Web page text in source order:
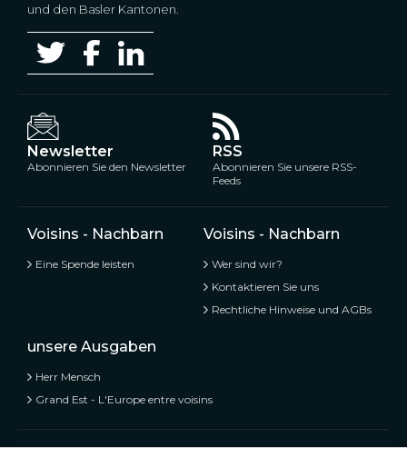
und den Basler Kantonen.
Newsletter
Abonnieren Sie den Newsletter
RSS
Abonnieren Sie unsere RSS-
Feeds
Voisins - Nachbarn
Eine Spende leisten
Voisins - Nachbarn
Wer sind wir?
Kontaktieren Sie uns
Rechtliche Hinweise und AGBs
unsere Ausgaben
Herr Mensch
Grand Est - L'Europe entre voisins